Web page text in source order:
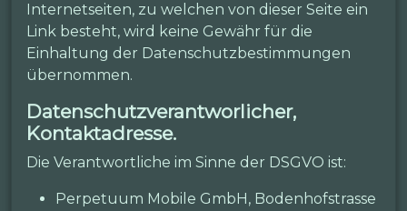
Internetseiten, zu welchen von dieser Seite ein
Link besteht, wird keine Gewähr für die
Einhaltung der Datenschutzbestimmungen
übernommen.
Datenschutzverantworlicher,
Kontaktadresse.
Die Verantwortliche im Sinne der DSGVO ist:
Perpetuum Mobile GmbH, Bodenhofstrasse